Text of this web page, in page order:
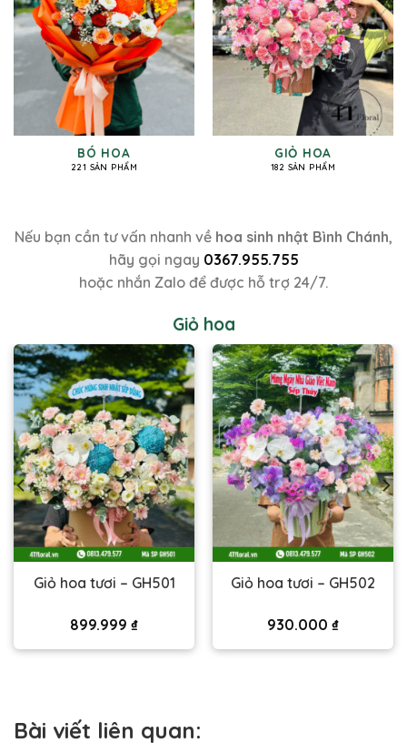
BÓ HOA
221 SẢN PHẨM
GIỎ HOA
182 SẢN PHẨM
Nếu bạn cần tư vấn nhanh về hoa sinh nhật Bình Chánh,
hãy gọi ngay 0367.955.755
hoặc nhắn Zalo để được hỗ trợ 24/7.
Giỏ hoa
Giỏ hoa tươi – GH501
899.999 ₫
Giỏ hoa tươi – GH502
930.000 ₫
Bài viết liên quan: